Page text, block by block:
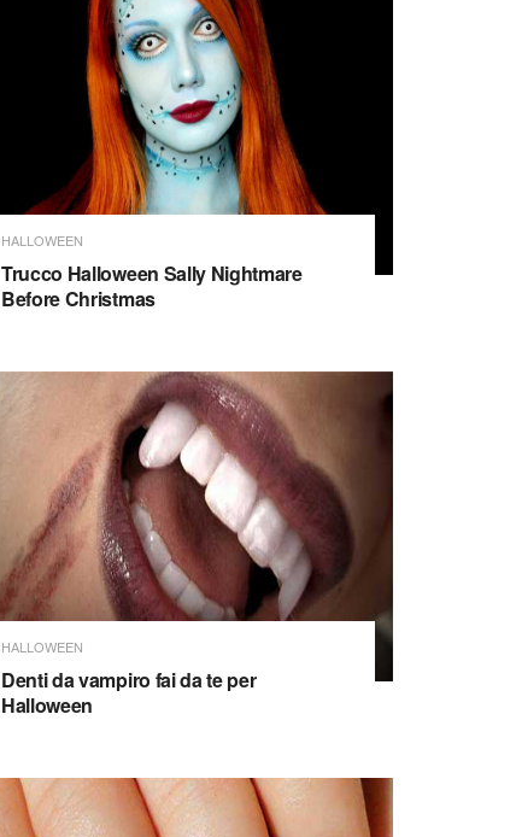
HALLOWEEN
Trucco Halloween Sally Nightmare
Before Christmas
HALLOWEEN
Denti da vampiro fai da te per
Halloween